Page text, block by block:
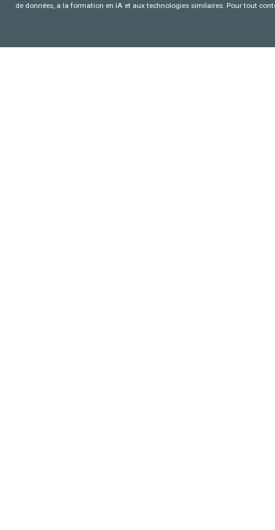
de données, a la formation en IA et aux technologies similaires. Pour tout